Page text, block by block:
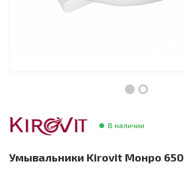
Инструменты и техника
Сантехника В наличии
Умывальники Kirovit Монро 650